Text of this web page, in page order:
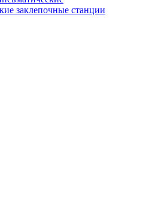
заклепочные станции